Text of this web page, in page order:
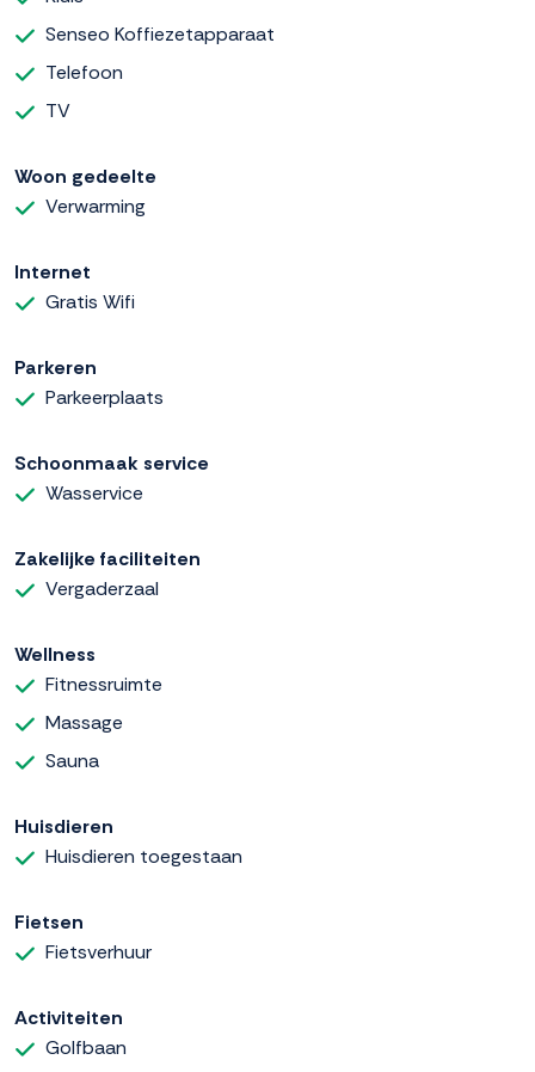
Senseo Koffiezetapparaat
Telefoon
TV
Woon gedeelte
Verwarming
Internet
Gratis Wifi
Parkeren
Parkeerplaats
Schoonmaak service
Wasservice
Zakelijke faciliteiten
Vergaderzaal
Wellness
Fitnessruimte
Massage
Sauna
Huisdieren
Huisdieren toegestaan
Fietsen
Fietsverhuur
Activiteiten
Golfbaan